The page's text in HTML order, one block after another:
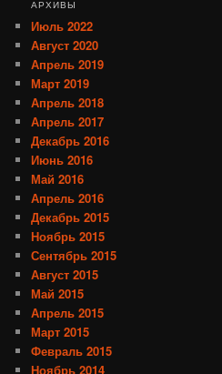
АРХИВЫ
Июль 2022
Август 2020
Апрель 2019
Март 2019
Апрель 2018
Апрель 2017
Декабрь 2016
Июнь 2016
Май 2016
Апрель 2016
Декабрь 2015
Ноябрь 2015
Сентябрь 2015
Август 2015
Май 2015
Апрель 2015
Март 2015
Февраль 2015
Ноябрь 2014